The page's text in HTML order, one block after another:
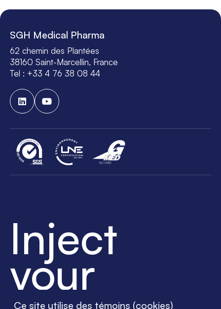
SGH Medical Pharma
62 chemin des Plantées
38160 Saint-Marcellin, France
Tel : +33 4 76 38 08 44
Inject
your
Ce site utilise des témoins (cookies)